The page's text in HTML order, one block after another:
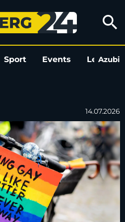
Day rund
search
Sport Events LeoAzubi
14.07.2026